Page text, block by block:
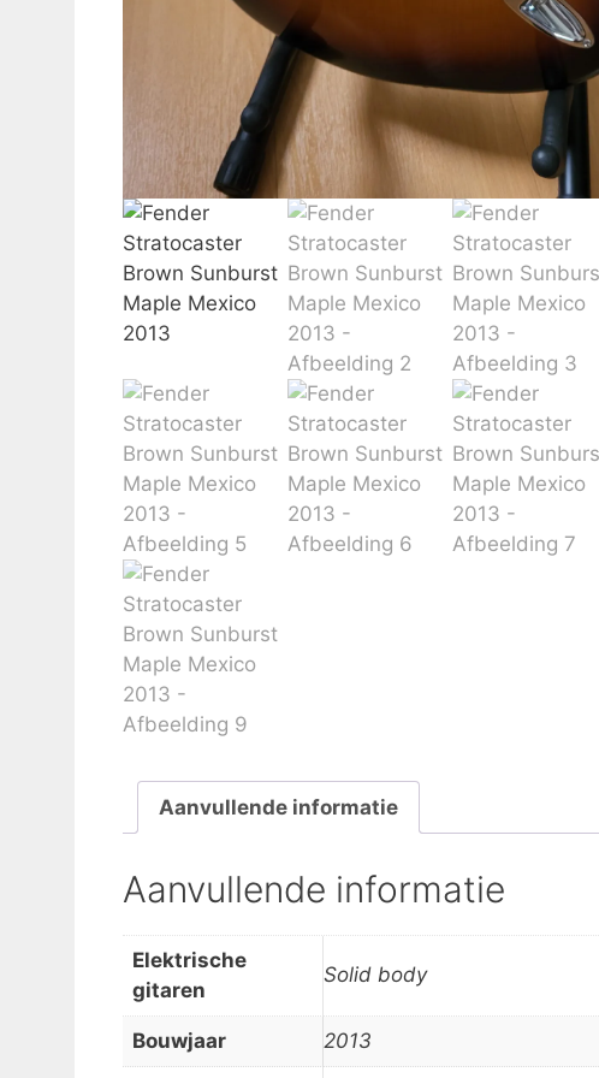
Aanvullende informatie
Aanvullende informatie
Elektrische
gitaren
Solid body
Bouwjaar 2013